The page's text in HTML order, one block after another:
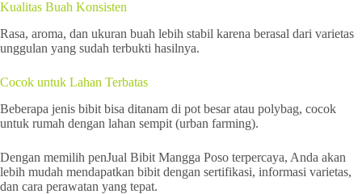
Kualitas Buah Konsisten
Rasa, aroma, dan ukuran buah lebih stabil karena berasal dari varietas
unggulan yang sudah terbukti hasilnya.
Cocok untuk Lahan Terbatas
Beberapa jenis bibit bisa ditanam di pot besar atau polybag, cocok
untuk rumah dengan lahan sempit (urban farming).
Dengan memilih penJual Bibit Mangga Poso terpercaya, Anda akan
lebih mudah mendapatkan bibit dengan sertifikasi, informasi varietas,
dan cara perawatan yang tepat.